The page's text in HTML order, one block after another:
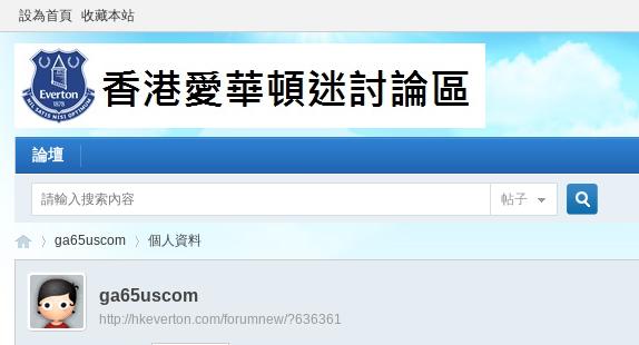
設為首頁 收藏本站
論壇
帖子
›
ga65uscom 個人資料
ga65uscom
http://hkeverton.com/forumnew/?636361